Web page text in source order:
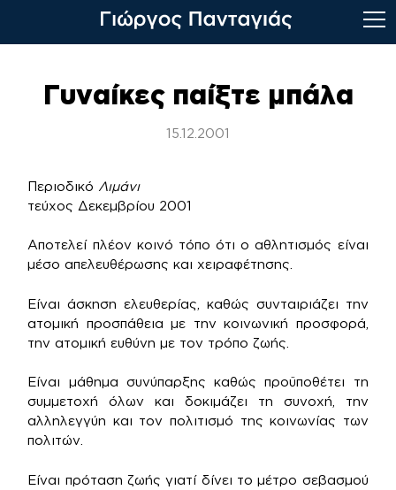
contentΓυναίκες παίξτε μπάλα
15.12.2001
Περιοδικό Λιμάνι
τεύχος Δεκεμβρίου 2001
Αποτελεί πλέον κοινό τόπο ότι ο αθλητισμός είναι
μέσο απελευθέρωσης και χειραφέτησης.
Είναι άσκηση ελευθερίας, καθώς συνταιριάζει την
ατομική προσπάθεια με την κοινωνική προσφορά,
την ατομική ευθύνη με τον τρόπο ζωής.
Είναι μάθημα συνύπαρξης καθώς προϋποθέτει τη
συμμετοχή όλων και δοκιμάζει τη συνοχή, την
αλληλεγγύη και τον πολιτισμό της κοινωνίας των
πολιτών.
Είναι πρόταση ζωής γιατί δίνει το μέτρο σεβασμού